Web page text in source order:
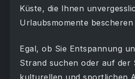
Küste, die Ihnen
Urlaubsmomente bescheren
Egal, ob Sie Entspannung
Strand suchen oder auf der